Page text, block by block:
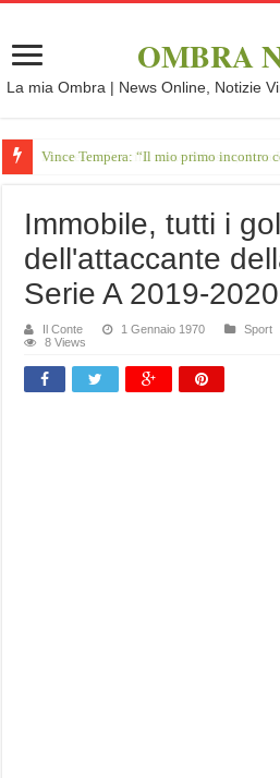
OMBRA
La mia Ombra | News Online, Notizie
Vince Tempera: “Il mio primo incontro
Immobile, tutti i gol
dell'attaccante
Serie A 2019-
Il Conte 1 Gennaio 1970 Sport
8 Views